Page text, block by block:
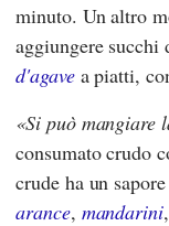
minuto. Un altro
aggiungere
d'agavea piatti,
Si può mangiare
consumato crudo
crude ha un
arance, mandarini